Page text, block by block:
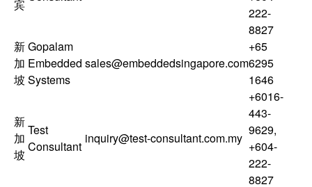
宾
222-
8827
新
加
坡
Gopalam
Embedded
Systems
sales@embeddedsingapore.com
+65
6295
1646
新
加
坡
Test
Consultant
inquiry@test-consultant.com.my
+6016-
443-
9629,
+604-
222-
8827